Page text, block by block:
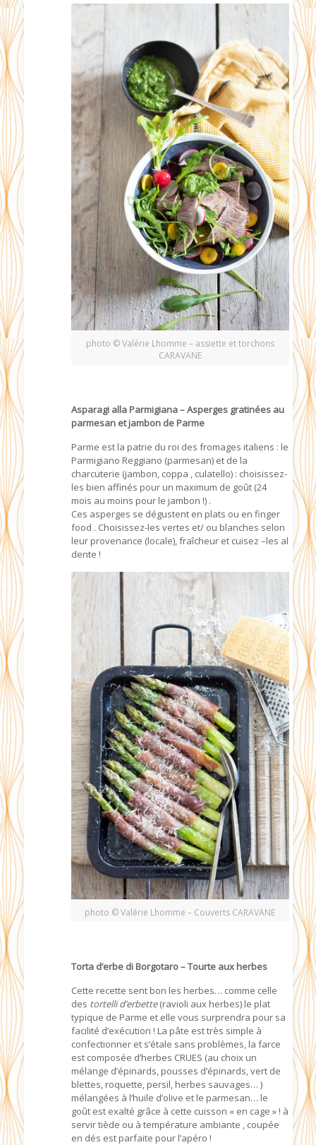
photo © Valérie Lhomme – assiette et torchons
CARAVANE
Asparagi alla Parmigiana – Asperges gratinées au
parmesan et jambon de Parme
Parme est la patrie du roi des fromages italiens : le
Parmigiano Reggiano (parmesan) et de la
charcuterie (jambon, coppa , culatello) : choisissez-
les bien affinés pour un maximum de goût (24
mois au moins pour le jambon !) .
Ces asperges se dégustent en plats ou en finger
food . Choisissez-les vertes et/ ou blanches selon
leur provenance (locale), fraîcheur et cuisez –les al
dente !
photo © Valérie Lhomme – Couverts CARAVANE
Torta d’erbe di Borgotaro – Tourte aux herbes
Cette recette sent bon les herbes… comme celle
des tortelli d’erbette(ravioli aux herbes) le plat
typique de Parme et elle vous surprendra pour sa
facilité d’exécution ! La pâte est très simple à
confectionner et s’étale sans problèmes, la farce
est composée d’herbes CRUES (au choix un
mélange d’épinards, pousses d’épinards, vert de
blettes, roquette, persil, herbes sauvages… )
mélangées à l’huile d’olive et le parmesan… le
goût est exalté grâce à cette cuisson « en cage » ! à
servir tiède ou à température ambiante , coupée
en dés est parfaite pour l’apéro !